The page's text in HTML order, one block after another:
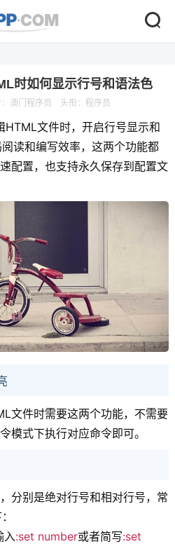
时如何显示行号和语法色
澳门程序员 头衔：程序员
文件时，开启行号显示和
读和编写效率，这两个功能都
配置，也支持永久保存到配置文
文件时需要这两个功能，不需要
模式下执行对应命令即可。
分别是绝对行号和相对行号，常
入:set number或者简写:set